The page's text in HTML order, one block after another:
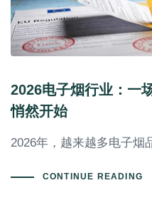
2026电子烟行业：一
悄然开始
2026年，越来越多电子烟
CONTINUE READING